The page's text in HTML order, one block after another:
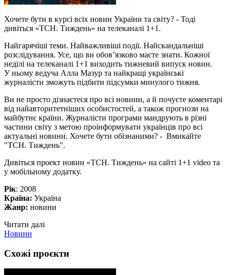
Хочете бути в курсі всіх новин України та світу? - Тоді
дивіться «ТСН. Тиждень» на телеканалі 1+1.
Найгарячіші теми. Найважливіші події. Найскандальніші
розслідування. Усе, що ви обов’язково маєте знати. Кожної
неділі на телеканалі 1+1 виходить тижневий випуск новин.
У ньому ведуча Алла Мазур та найкращі українські
журналісти зможуть підбити підсумки минулого тижня.
Ви не просто дізнаєтеся про всі новини, а й почуєте коментарі
від найавторитетніших особистостей, а також прогнози на
майбутнє країни. Журналісти програми мандрують в різні
частини світу з метою проінформувати українців про всі
актуальні новини. Хочете бути обізнаними? - Вмикайте
"ТСН. Тиждень".
Дивіться проект новин «ТСН. Тиждень» на сайті 1+1 video та
у мобільному додатку.
Рік: 2008
Країна: Україна
Жанр: новини
Читати далі
Новини
Схожі проєкти